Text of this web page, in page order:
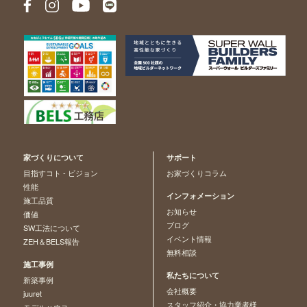
家づくりについて
目指すコト - ビジョン
性能
施工品質
価値
SW工法について
ZEH＆BELS報告
施工事例
新築事例
juuret
サポート
お家づくりコラム
インフォメーション
お知らせ
ブログ
イベント情報
無料相談
私たちについて
会社概要
スタッフ紹介・協力業者様